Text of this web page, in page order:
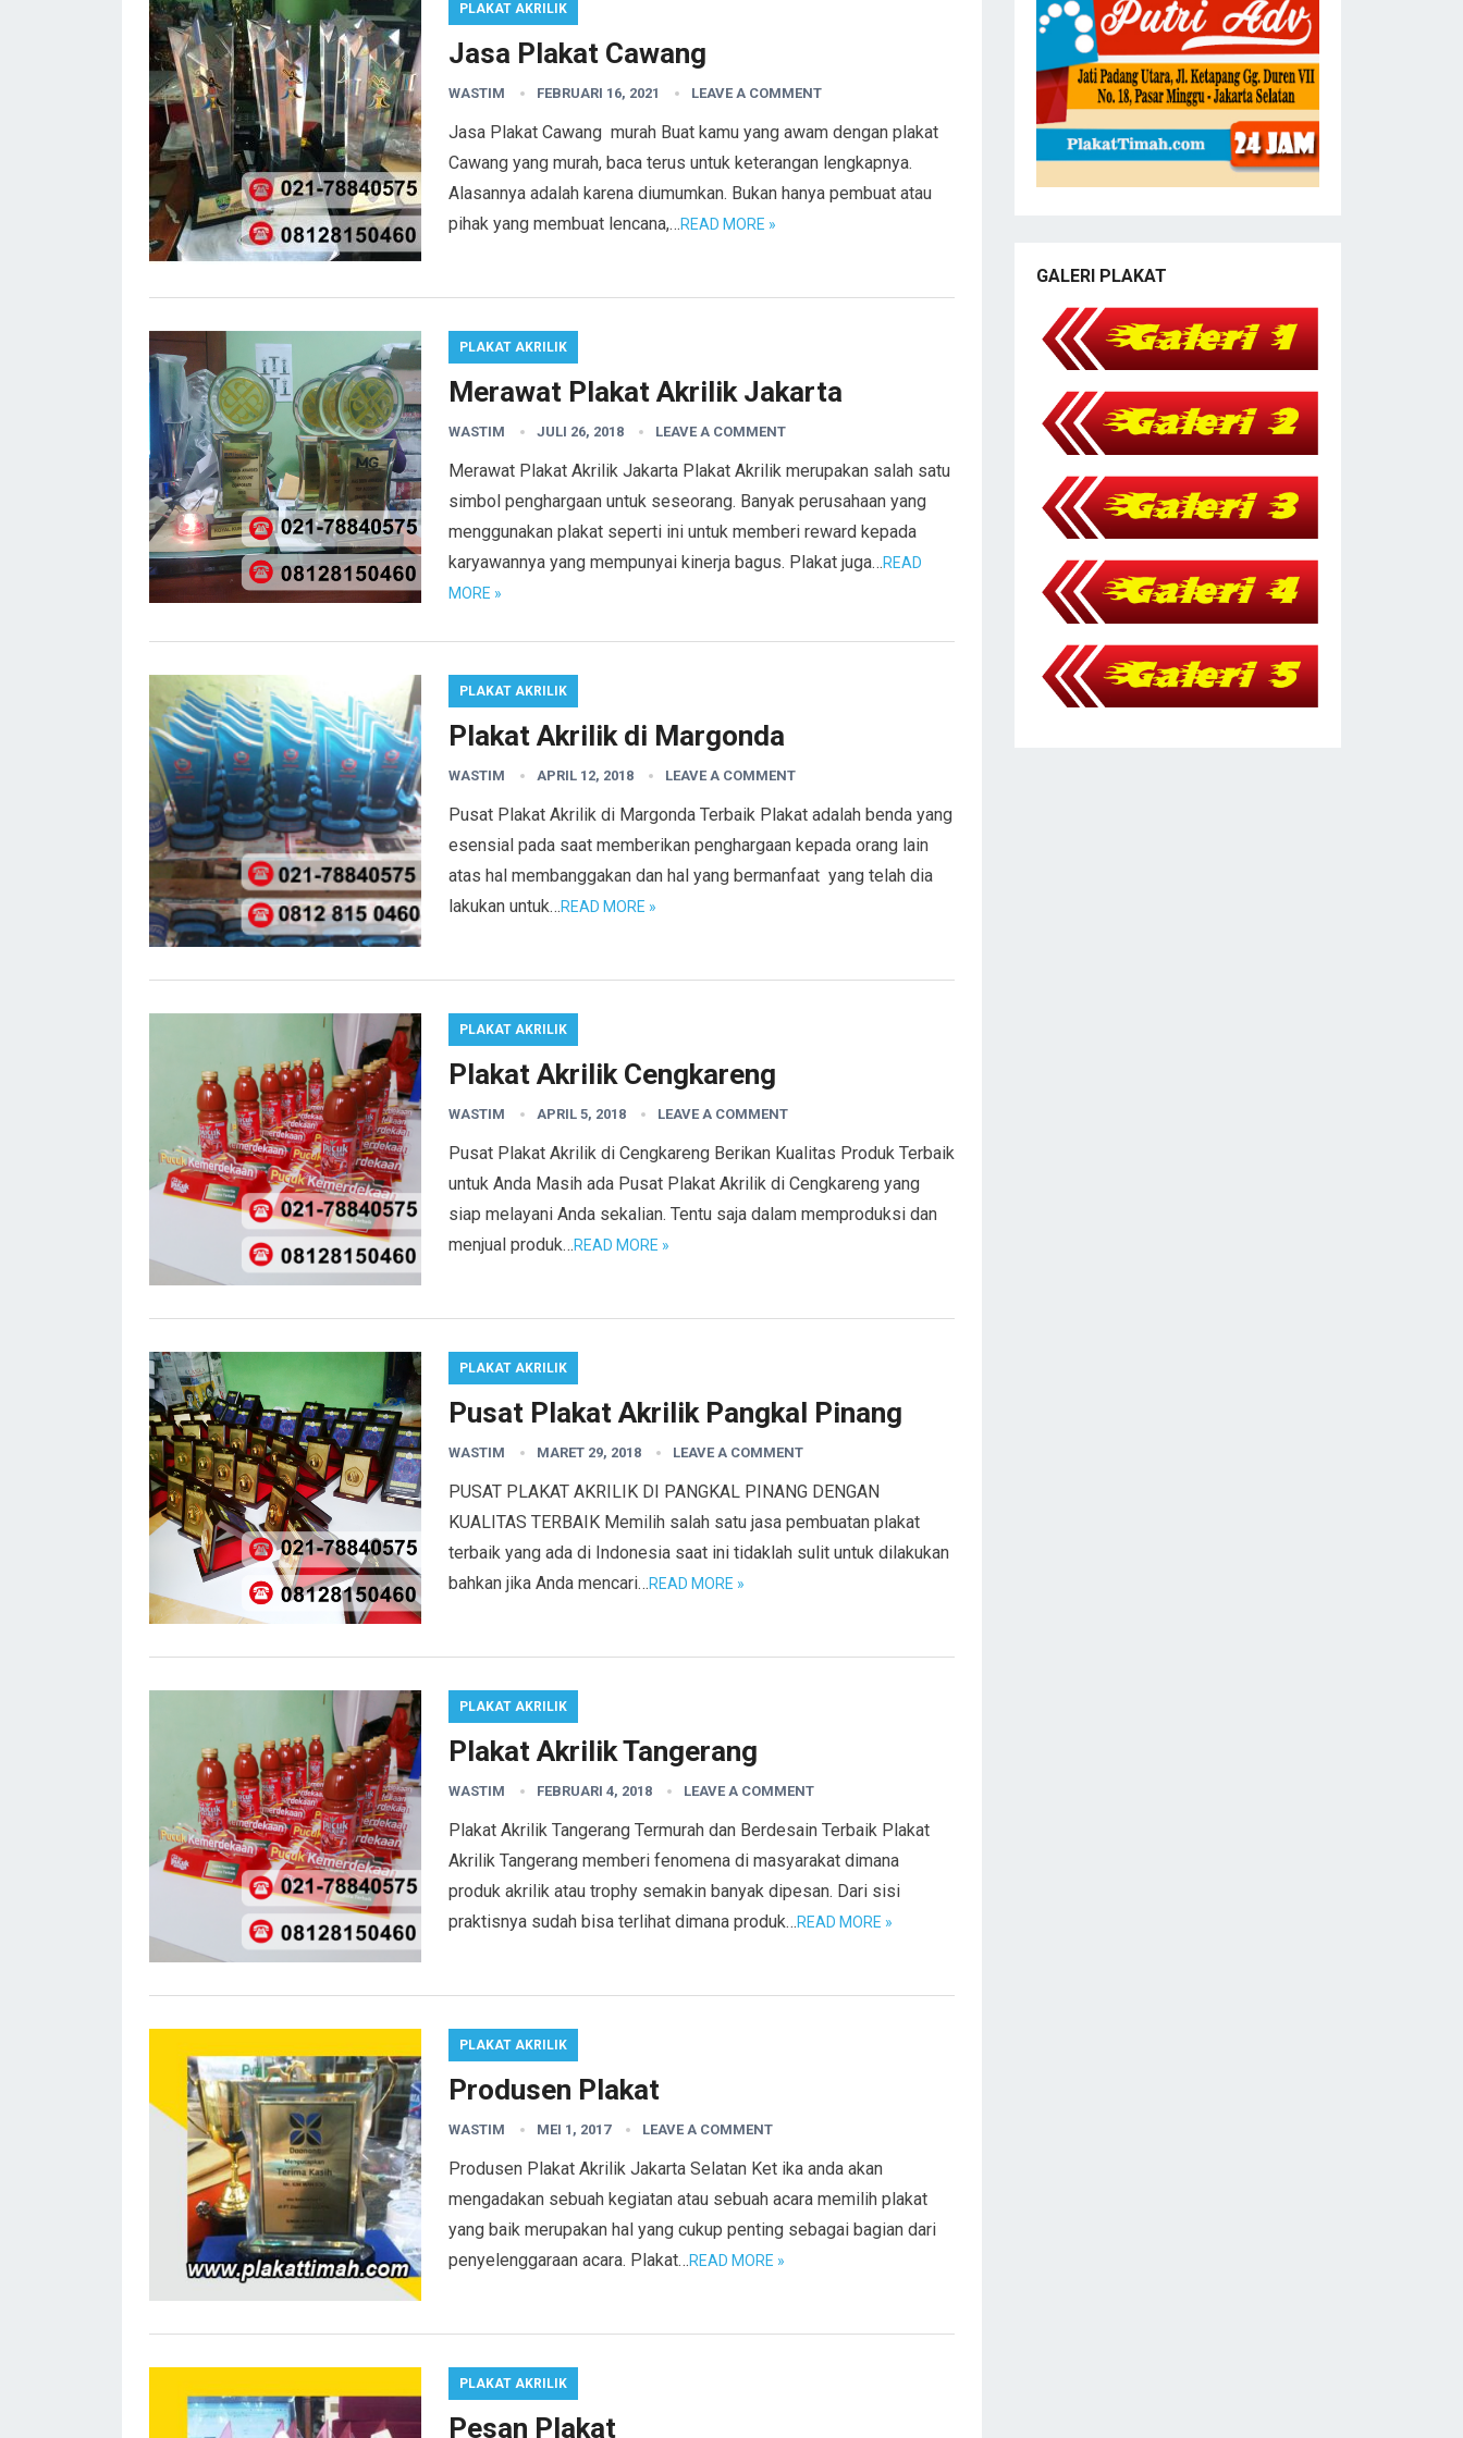
PLAKAT AKRILIK
Jasa Plakat Cawang
WASTIM FEBRUARI 16, 2021 LEAVE A COMMENT
Jasa Plakat Cawang murah Buat kamu yang awam dengan plakat
Cawang yang murah, baca terus untuk keterangan lengkapnya.
Alasannya adalah karena diumumkan. Bukan hanya pembuat atau
pihak yang membuat lencana,…READ MORE »
PLAKAT AKRILIK
Merawat Plakat Akrilik Jakarta
WASTIM JULI 26, 2018 LEAVE A COMMENT
Merawat Plakat Akrilik Jakarta Plakat Akrilik merupakan salah satu
simbol penghargaan untuk seseorang. Banyak perusahaan yang
menggunakan plakat seperti ini untuk memberi reward kepada
karyawannya yang mempunyai kinerja bagus. Plakat juga…READ
MORE »
PLAKAT AKRILIK
Plakat Akrilik di Margonda
WASTIM APRIL 12, 2018 LEAVE A COMMENT
Pusat Plakat Akrilik di Margonda Terbaik Plakat adalah benda yang
esensial pada saat memberikan penghargaan kepada orang lain
atas hal membanggakan dan hal yang bermanfaat yang telah dia
lakukan untuk…READ MORE »
PLAKAT AKRILIK
Plakat Akrilik Cengkareng
WASTIM APRIL 5, 2018 LEAVE A COMMENT
Pusat Plakat Akrilik di Cengkareng Berikan Kualitas Produk Terbaik
untuk Anda Masih ada Pusat Plakat Akrilik di Cengkareng yang
siap melayani Anda sekalian. Tentu saja dalam memproduksi dan
menjual produk…READ MORE »
PLAKAT AKRILIK
Pusat Plakat Akrilik Pangkal Pinang
WASTIM MARET 29, 2018 LEAVE A COMMENT
PUSAT PLAKAT AKRILIK DI PANGKAL PINANG DENGAN
KUALITAS TERBAIK Memilih salah satu jasa pembuatan plakat
terbaik yang ada di Indonesia saat ini tidaklah sulit untuk dilakukan
bahkan jika Anda mencari…READ MORE »
PLAKAT AKRILIK
Plakat Akrilik Tangerang
WASTIM FEBRUARI 4, 2018 LEAVE A COMMENT
Plakat Akrilik Tangerang Termurah dan Berdesain Terbaik Plakat
Akrilik Tangerang memberi fenomena di masyarakat dimana
produk akrilik atau trophy semakin banyak dipesan. Dari sisi
praktisnya sudah bisa terlihat dimana produk…READ MORE »
PLAKAT AKRILIK
Produsen Plakat
WASTIM MEI 1, 2017 LEAVE A COMMENT
Produsen Plakat Akrilik Jakarta Selatan Ket ika anda akan
mengadakan sebuah kegiatan atau sebuah acara memilih plakat
yang baik merupakan hal yang cukup penting sebagai bagian dari
penyelenggaraan acara. Plakat…READ MORE »
PLAKAT AKRILIK
Pesan Plakat
GALERI PLAKAT